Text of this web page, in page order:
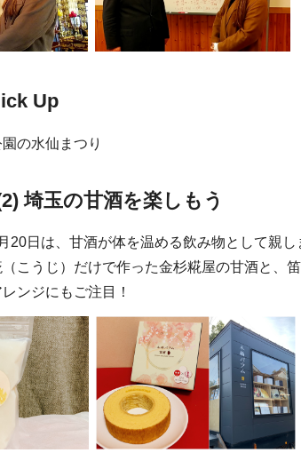
Up
の水仙まつり
埼玉の甘酒を楽しもう
20日は、甘酒が体を温める飲み物として親
こうじ）だけで作った金杉糀屋の甘酒と、
ンジにもご注目！